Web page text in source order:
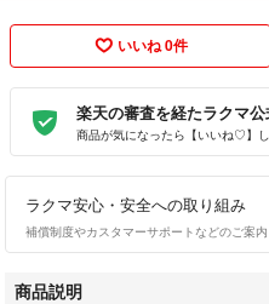
いいね 0件
楽天の審査を経たラクマ
商品が気になったら【いいね♡】
ラクマ安心・安全への取り組み
補償制度やカスタマーサポートなどのご案内
商品説明